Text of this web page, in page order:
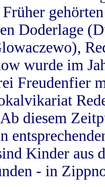
Doderlage
wurde im
Freudenfier
diesem
Kinder aus
- in